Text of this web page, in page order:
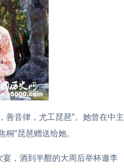
善音律，尤工琵琶”。她曾在中主
”琵琶赠送给她。
，酒到半酣的大周后举杯邀李